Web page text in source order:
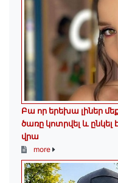
Բա որ երեխա լիներ
ծառը կոտրվել և ընկել
վրա
more